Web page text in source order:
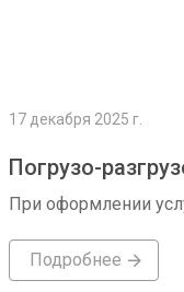
17 декабря 2025 г.
Погрузо-
При оформлении
Подробнее